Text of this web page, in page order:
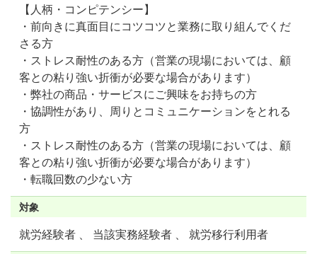
【人柄・コンピテンシー】
・前向きに真面目にコツコツと業務に取り組んでくだ
さる方
・ストレス耐性のある方（営業の現場においては、顧
客との粘り強い折衝が必要な場合があります）
・弊社の商品・サービスにご興味をお持ちの方
・協調性があり、周りとコミュニケーションをとれる
方
・ストレス耐性のある方（営業の現場においては、顧
客との粘り強い折衝が必要な場合があります）
・転職回数の少ない方
対象
就労経験者 、 当該実務経験者 、 就労移行利用者